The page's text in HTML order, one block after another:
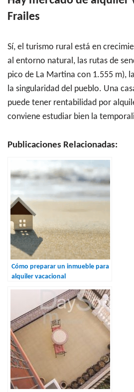
Frailes
Sí, el turismo rural está en
al entorno natural, las rutas de
pico de La Martina con 1.555 m),
la singularidad del pueblo. Una
puede tener rentabilidad por
conviene estudiar bien la
Publicaciones Relacionadas:
Cómo preparar un inmueble para
alquiler vacacional